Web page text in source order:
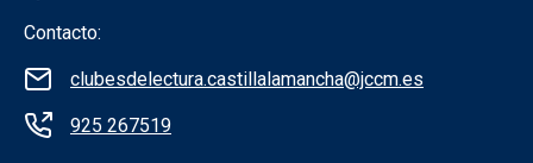
Contacto:
clubesdelectura.castillalamancha@jccm.es
925 267519